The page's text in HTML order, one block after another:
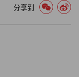
分享到